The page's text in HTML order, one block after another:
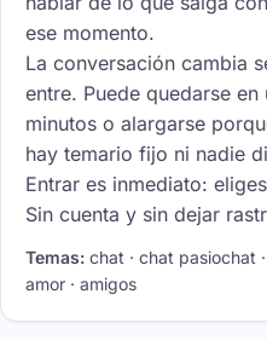
ese momento.
La conversación cambia
entre. Puede quedarse
minutos o alargarse
hay temario fijo ni nadie
Entrar es inmediato:
Sin cuenta y sin dejar
Temas: chat · chat pasiochat
amor · amigos